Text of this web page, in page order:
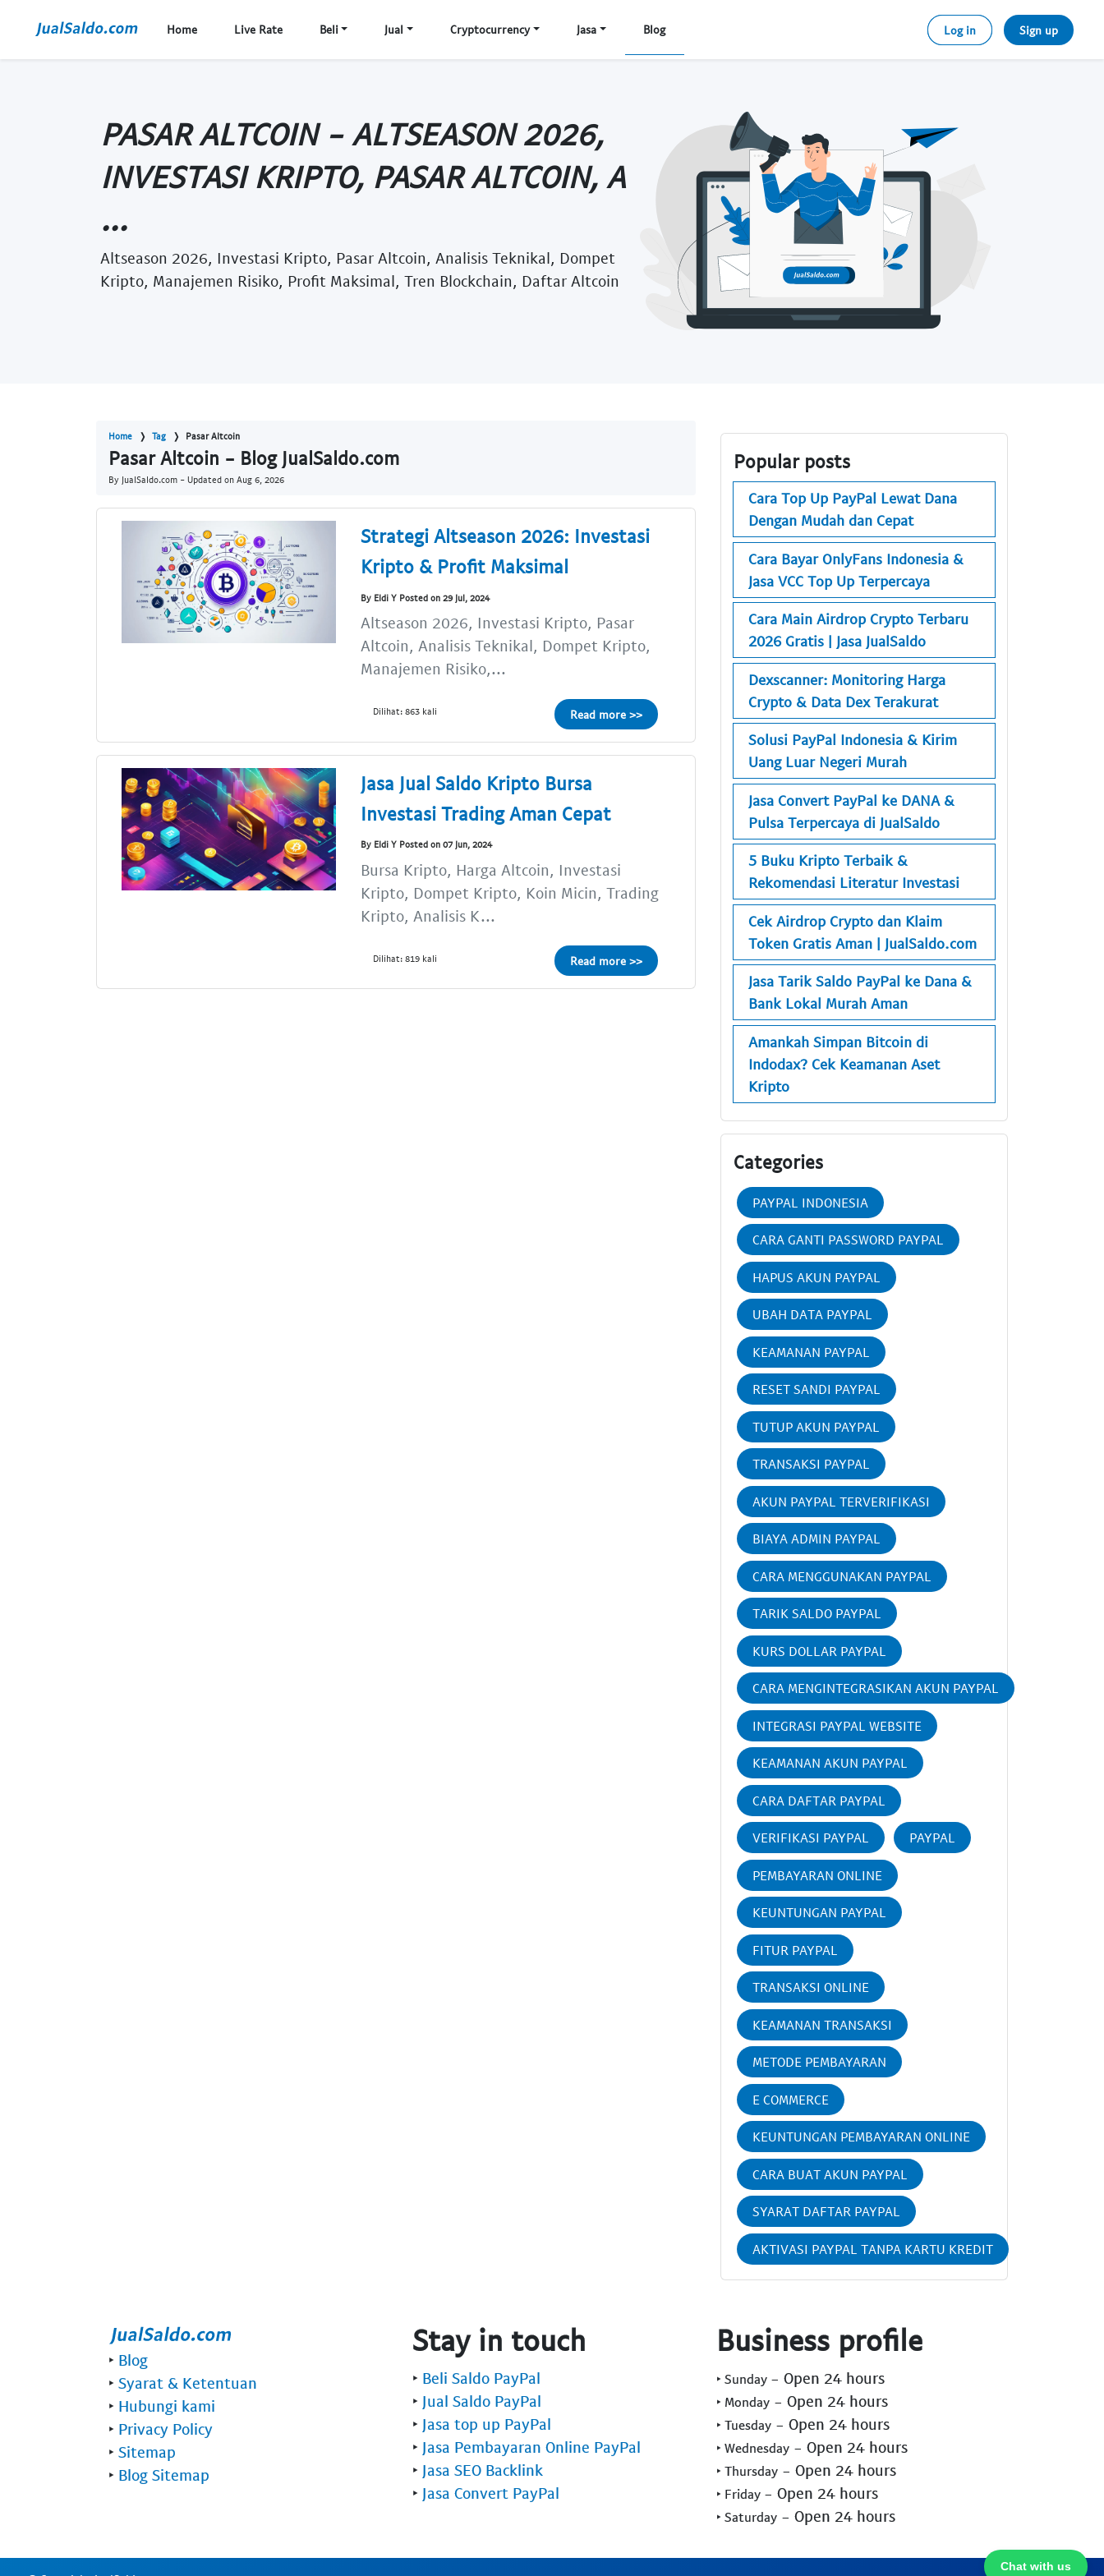
Home Live Rate Beli Jual Cryptocurrency Jasa Blog Log in Sign up
PASAR ALTCOIN - ALTSEASON 2026,
INVESTASI KRIPTO, PASAR ALTCOIN, A
...
Altseason 2026, Investasi Kripto, Pasar Altcoin, Analisis Teknikal, Dompet
Kripto, Manajemen Risiko, Profit Maksimal, Tren Blockchain, Daftar Altcoin
Home Tag Pasar Altcoin
Pasar Altcoin - Blog JualSaldo.com
By JualSaldo.com - Updated on Aug 6, 2026
Strategi Altseason 2026: Investasi
Kripto & Profit Maksimal
By Eldi Y Posted on 29 Jul, 2024
Altseason 2026, Investasi Kripto, Pasar
Altcoin, Analisis Teknikal, Dompet Kripto,
Manajemen Risiko,...
Dilihat: 863 kali Read more >>
Jasa Jual Saldo Kripto Bursa
Investasi Trading Aman Cepat
By Eldi Y Posted on 07 Jun, 2024
Bursa Kripto, Harga Altcoin, Investasi
Kripto, Dompet Kripto, Koin Micin, Trading
Kripto, Analisis K...
Dilihat: 819 kali Read more >>
Popular posts
Cara Top Up PayPal Lewat Dana
Dengan Mudah dan Cepat
Cara Bayar OnlyFans Indonesia &
Jasa VCC Top Up Terpercaya
Cara Main Airdrop Crypto Terbaru
2026 Gratis | Jasa JualSaldo
Dexscanner: Monitoring Harga
Crypto & Data Dex Terakurat
Solusi PayPal Indonesia & Kirim
Uang Luar Negeri Murah
Jasa Convert PayPal ke DANA &
Pulsa Terpercaya di JualSaldo
5 Buku Kripto Terbaik &
Rekomendasi Literatur Investasi
Cek Airdrop Crypto dan Klaim
Token Gratis Aman | JualSaldo.com
Jasa Tarik Saldo PayPal ke Dana &
Bank Lokal Murah Aman
Amankah Simpan Bitcoin di
Indodax? Cek Keamanan Aset
Kripto
Categories
PAYPAL INDONESIA
CARA GANTI PASSWORD PAYPAL
HAPUS AKUN PAYPAL
UBAH DATA PAYPAL
KEAMANAN PAYPAL
RESET SANDI PAYPAL
TUTUP AKUN PAYPAL
TRANSAKSI PAYPAL
AKUN PAYPAL TERVERIFIKASI
BIAYA ADMIN PAYPAL
CARA MENGGUNAKAN PAYPAL
TARIK SALDO PAYPAL
KURS DOLLAR PAYPAL
CARA MENGINTEGRASIKAN AKUN PAYPAL
INTEGRASI PAYPAL WEBSITE
KEAMANAN AKUN PAYPAL
CARA DAFTAR PAYPAL
VERIFIKASI PAYPAL PAYPAL
PEMBAYARAN ONLINE
KEUNTUNGAN PAYPAL
FITUR PAYPAL
TRANSAKSI ONLINE
KEAMANAN TRANSAKSI
METODE PEMBAYARAN
E COMMERCE
KEUNTUNGAN PEMBAYARAN ONLINE
CARA BUAT AKUN PAYPAL
SYARAT DAFTAR PAYPAL
AKTIVASI PAYPAL TANPA KARTU KREDIT
Chat with us
‣ Blog
‣ Syarat & Ketentuan
‣ Hubungi kami
‣ Privacy Policy
‣ Sitemap
‣ Blog Sitemap
Stay in touch
‣ Beli Saldo PayPal
‣ Jual Saldo PayPal
‣ Jasa top up PayPal
‣ Jasa Pembayaran Online PayPal
‣ Jasa SEO Backlink
‣ Jasa Convert PayPal
Business profile
‣ Sunday - Open 24 hours
‣ Monday - Open 24 hours
‣ Tuesday - Open 24 hours
‣ Wednesday - Open 24 hours
‣ Thursday - Open 24 hours
‣ Friday - Open 24 hours
‣ Saturday - Open 24 hours